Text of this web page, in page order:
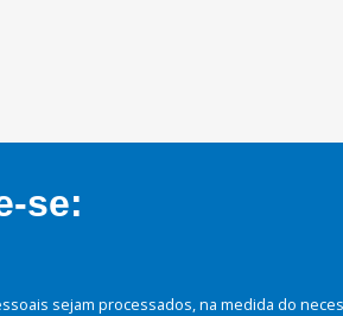
se:
sejam processados, na medida do